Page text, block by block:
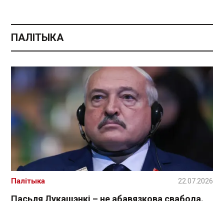
ПАЛІТЫКА
Пасьля Лукашэнкі – не абавязкова свабода.
Палітыка 22.07.2026